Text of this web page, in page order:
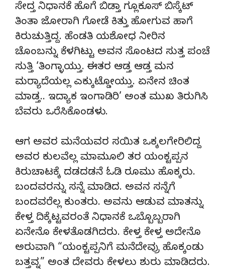
ಸೇದ್ತ ನಿಧಾನಕೆ ಹೊಗೆ ಬಿಡ್ತಾ ಗ್ಲೂಕೂಸ್ ಬಿಸ್ಕೆಟ್
ತಿಂತಾ ಜೋರಾಗಿ ಗೋಡೆ ಕಿತ್ತು ಹೋಗುವ ಹಾಗೆ
ಕಿರುಚುತ್ತಿದ್ದ. ಹೆಂಡತಿ ಯಶೋಧ ನೀರಿನ
ಚೊಂಬನ್ನು ಕೆಳಗಿಟ್ಟು ಅವನ ಸೊಂಟದ ಸುತ್ತ ಪಂಚೆ
ಸುತ್ತಿ ‘ತಿಂಗ್ಳಾಯ್ತು. ಈತರ ಆಡ್ತ ಆಡ್ತ ಮನ
ಮರ‌್ಯಾದೆಯಲ್ಲ ಎಕ್ಕುಟ್ಡೋಯ್ತು. ಏನೇನ ಚಿಂತ
ಮಾಡ್ತ.. ಇದ್ಯಾಕ ಇಂಗಾಡಿರಿ’ ಅಂತ ಮುಖ ತಿರುಗಿಸಿ
ಬೆವರು ಒರೆಸಿಕೊಂಡಳು.
ಆಗ ಅವರ ಮನೆಯವರ ಸಯಿತ ಒಕ್ಕಲಗೇರಿಲಿದ್ದ
ಅವರ ಕುಲವೆಲ್ಲ ಮಾಮೂಲಿ ತರ ಯಂಕ್ಟಪ್ಪನ
ಕಿರುಚಾಟಕ್ಕೆ ದಡದಡನೆ ಓಡಿ ರೂಮು ಹೊಕ್ಕರು.
ಬಂದವರನ್ನು ಸನ್ನೆ ಮಾಡಿದ. ಅವನ ಸನ್ನೆಗೆ
ಬಂದವರೆಲ್ಲ ಕುಂತರು. ಅವನು ಆಡುವ ಮಾತನ್ನು
ಕೇಳ್ತ ದಿಕ್ಕೆಟ್ಟವರಂತೆ ನಿಧಾನಕೆ ಒಬ್ಬೊಬ್ಬರಾಗಿ
ಏನೇನೊ ಕೇಳತೊಡಗಿದರು. ಕೇಳ್ತ ಕೇಳ್ತ ಅದೇನೊ
ಅರುವಾಗಿ “ಯಂಕ್ಟಪ್ಪನಿಗೆ ಮನೆದೇವ್ರು ಹೊಕ್ಕಂಡು
ಬತ್ತವ್ನ” ಅಂತ ದೇವರು ಕೇಳಲು ಶುರು ಮಾಡಿದರು.